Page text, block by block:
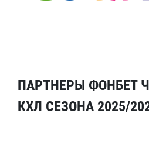
ПАРТНЕРЫ ФОНБЕТ
КХЛ СЕЗОНА 2025/